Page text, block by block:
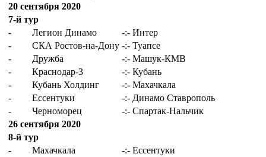
20 сентября 2020
7-й тур
-
Легион Динамо -:- Интер
-
СКА Ростов-на-Дону -:- Туапсе
-
Дружба -:- Машук-КМВ
-
Краснодар-3 -:- Кубань
-
Кубань Холдинг -:- Махачкала
-
Ессентуки -:- Динамо Ставрополь
-
Черноморец -:- Спартак-Нальчик
26 сентября 2020
8-й тур
-
Махачкала -:- Ессентуки